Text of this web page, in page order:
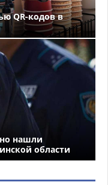
QR-кодов в
нашли
области